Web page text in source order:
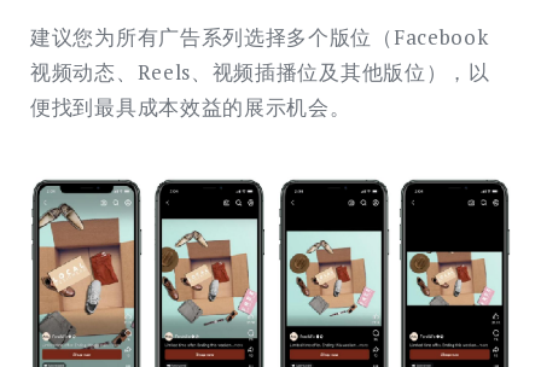
建议您为所有广告系列选择多个版位（Facebook
视频动态、Reels、视频插播位及其他版位），以
便找到最具成本效益的展示机会。